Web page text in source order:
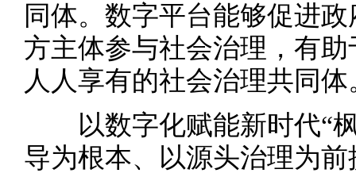
同体。数字平台能够促进
方主体参与社会治理，有
人人享有的社会治理共同体
以数字化赋能新时代“
导为根本、以源头治理为